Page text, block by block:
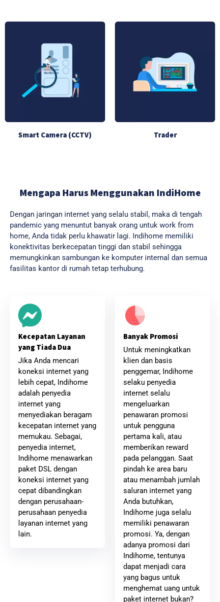
Smart Camera (CCTV) Trader
Mengapa Harus Menggunakan IndiHome
Dengan jaringan internet yang selalu stabil, maka di tengah
pandemic yang menuntut banyak orang untuk work from
home, Anda tidak perlu khawatir lagi. Indihome memiliki
konektivitas berkecepatan tinggi dan stabil sehingga
memungkinkan sambungan ke komputer internal dan semua
fasilitas kantor di rumah tetap terhubung.
Kecepatan Layanan
yang Tiada Dua
Jika Anda mencari
koneksi internet yang
lebih cepat, Indihome
adalah penyedia
internet yang
menyediakan beragam
kecepatan internet yang
memukau. Sebagai,
penyedia internet,
Indihome menawarkan
paket DSL dengan
koneksi internet yang
cepat dibandingkan
dengan perusahaan-
perusahaan penyedia
layanan internet yang
lain.
Banyak Promosi
Untuk meningkatkan
klien dan basis
penggemar, Indihome
selaku penyedia
internet selalu
mengeluarkan
penawaran promosi
untuk pengguna
pertama kali, atau
memberikan reward
pada pelanggan. Saat
pindah ke area baru
atau menambah jumlah
saluran internet yang
Anda butuhkan,
Indihome juga selalu
memiliki penawaran
promosi. Ya, dengan
adanya promosi dari
Indihome, tentunya
dapat menjadi cara
yang bagus untuk
menghemat uang untuk
paket internet bukan?